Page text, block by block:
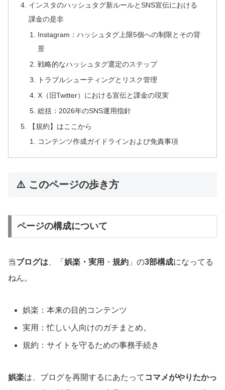
インスタのハッシュタグ新ルールとSNS宣伝における
課金の是非
Instagram：ハッシュタグ上限5個への制限とその背
景
戦略的なハッシュタグ選定のステップ
トラブルシューティングとリスク管理
X（旧Twitter）における宣伝と課金の現実
総括：2026年のSNS運用指針
【規約】はここから
コンテンツ作成ガイドラインおよび免責事項
⚠️ このページの歩き方
ページの構成について
当ブログは 、「 娯楽・実用 ・ 規約 」の3部構成になってる
ねん。
娯楽：本来の目的コンテンツ
実用：忙しい人向けのガチまとめ。
規約：サイトを守るための事務手続き
娯楽は、ブログを再開するにあたって コマメがやりたかっ